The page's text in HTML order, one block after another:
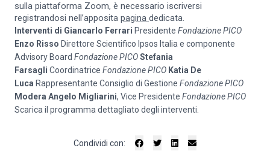
‌sulla‌ ‌piattaforma‌ ‌Zoom,‌ ‌è‌ ‌necessario‌ iscriversi
‌registrandosi nell’apposita pagina dedicata.
Interventi di Giancarlo Ferrari Presidente Fondazione PICO
Enzo Risso Direttore Scientifico Ipsos Italia e componente
Advisory Board Fondazione PICOStefania
Farsagli Coordinatrice Fondazione PICO Katia De
Luca Rappresentante Consiglio di Gestione Fondazione PICO
Modera Angelo Migliarini, Vice Presidente Fondazione PICO
Scarica il programma dettagliato degli interventi.
Condividi con: